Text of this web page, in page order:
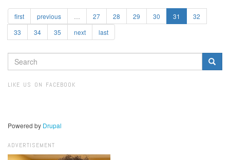
first previous 27 28 29 30 31
32
33
34 35 next last
SEARCH
FORM
LIKE US ON FACEBOOK
Powered by Drupal
ADVERTISEMENT